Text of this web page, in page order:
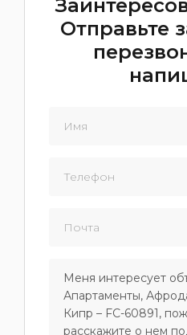
Отправьте